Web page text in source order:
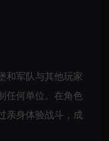
和军队与其他玩家
任何单位。在角色
亲身体验战斗，成